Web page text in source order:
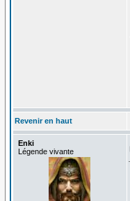
Revenir en haut
Enki
Légende vivante